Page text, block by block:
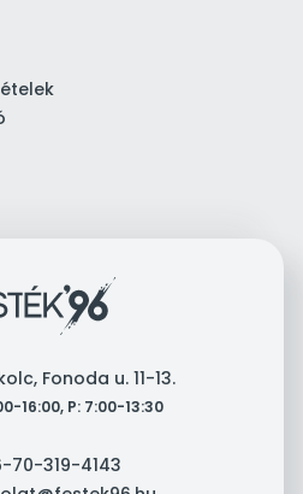
Fonoda u. 11-13.
16:00, P: 7:00-13:30
70-319-4143